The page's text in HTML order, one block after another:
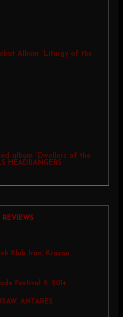
Album “Liturgy of the
album “Dwellers of the
HEADBANGERS
Klub Iron, Krosno
Festival 9, 2014
ANTARES